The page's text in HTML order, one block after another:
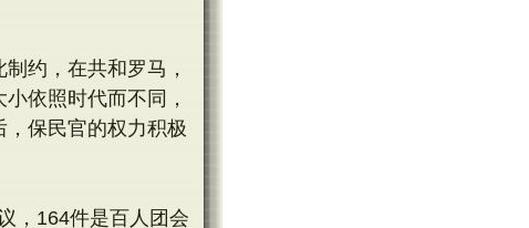
约，在共和罗马，
依照时代而不同，
保民官的权力积极
，164件是百人团会